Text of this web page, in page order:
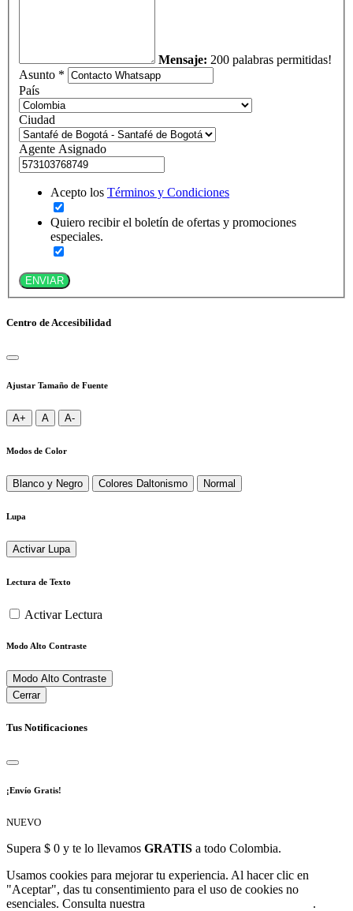
Mensaje: 200 palabras permitidas!
Asunto *
País
Ciudad
Agente Asignado
Acepto los Términos y Condiciones
Quiero recibir el boletín de ofertas y promociones
especiales.
ENVIAR
Centro de Accesibilidad
Ajustar Tamaño de Fuente
A+ A A-
Modos de Color
Blanco y Negro Colores Daltonismo Normal
Lupa
Activar Lupa
Lectura de Texto
Activar Lectura
Modo Alto Contraste
Modo Alto Contraste
Cerrar
Tus Notificaciones
¡Envío Gratis!
NUEVO
Supera $ 0 y te lo llevamos GRATIS a todo Colombia.
Usamos cookies para mejorar tu experiencia. Al hacer clic en
"Aceptar", das tu consentimiento para el uso de cookies no
esenciales. Consulta nuestra
.